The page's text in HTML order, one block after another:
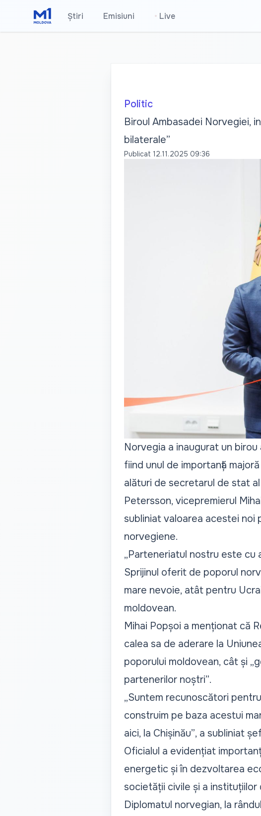
Știri Emisiuni • Live
Politic
Biroul Ambasadei Norvegiei,
bilaterale”
Publicat 12.11.2025 09:36
Norvegia a inaugurat un
fiind unul de importanță
alături de secretarul de stat
Petersson, vicepremierul
subliniat valoarea acestei
norvegiene.
„Parteneriatul nostru este cu
Sprijinul oferit de poporul
mare nevoie, atât pentru
moldovean.
Mihai Popșoi a menționat că
calea sa de aderare la
poporului moldovean, cât și
partenerilor noștri”.
„Suntem recunoscători
construim pe baza acestui
aici, la Chișinău”, a subliniat
Oficialul a evidențiat
energetic și în dezvoltarea
societății civile și a instituțiilor
Diplomatul norvegian, la